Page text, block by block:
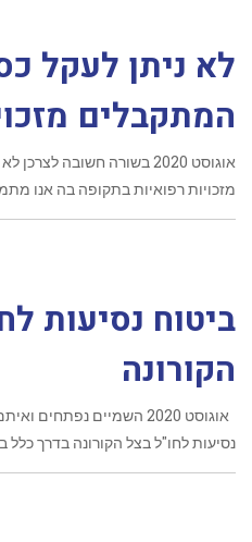
לא ניתן לעקל
המתקבלים
אוגוסט 2020 בשורה חשובה
מזכויות רפואיות בתקופה בה אנו
ביטוח נסיעות
הקורונה
אוגוסט 2020 השמיים
נסיעות לחו"ל בצל הקורונה בדרך כלל